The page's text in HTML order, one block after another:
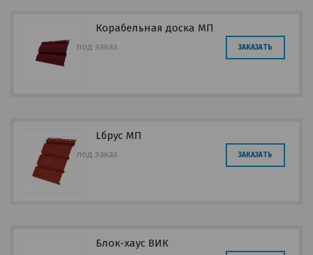
Корабельная доска МП
под заказ ЗАКАЗАТЬ
Lбрус МП
под заказ ЗАКАЗАТЬ
Блок-хаус ВИК